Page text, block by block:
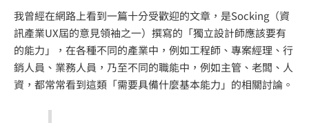
我曾經在網路上看到一篇十分受歡迎的文章，是Socking（資
訊產業UX屆的意見領袖之一）撰寫的「獨立設計師應該要有
的能力」，在各種不同的產業中，例如工程師、專案經理、行
銷人員、業務人員，乃至不同的職能中，例如主管、老闆、人
資，都常常看到這類「需要具備什麼基本能力」的相關討論。